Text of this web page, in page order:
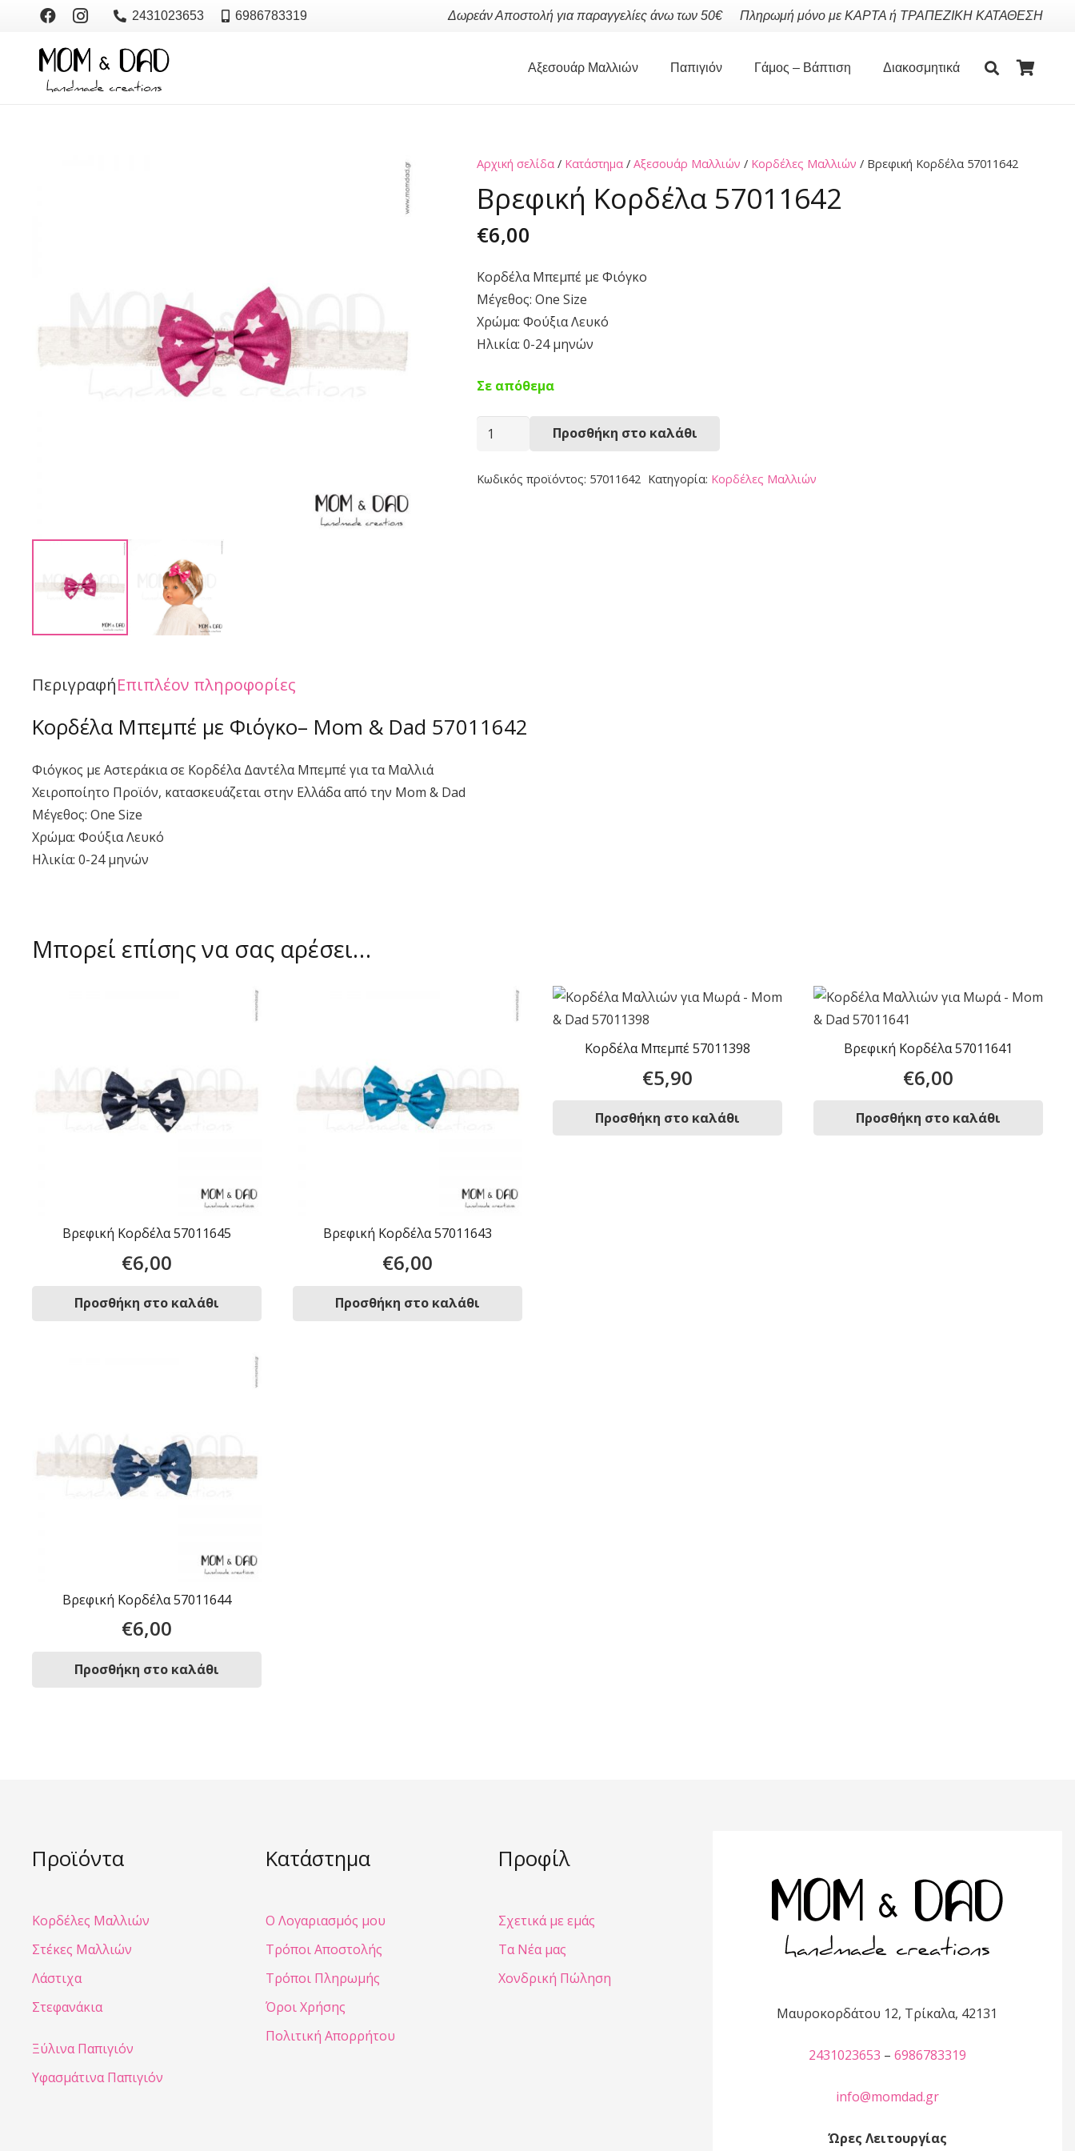
2431023653 6986783319 Δωρεάν Αποστολή για παραγγελίες άνω των 50€ Πληρωμή μόνο με ΚΑΡΤΑ ή ΤΡΑΠΕΖΙΚΗ ΚΑΤΑΘΕΣΗ
Αξεσουάρ Μαλλιών Παπιγιόν Γάμος – Βάπτιση Διακοσμητικά
Αρχική σελίδα / Κατάστημα /Αξεσουάρ Μαλλιών / Κορδέλες Μαλλιών / Βρεφική Κορδέλα 57011642
Βρεφική Κορδέλα 57011642
€6,00
Κορδέλα Μπεμπέ με Φιόγκο
Μέγεθος: One Size
Χρώμα: Φούξια Λευκό
Ηλικία: 0-24 μηνών
Σε απόθεμα
Βρεφική
57011642
Προσθήκη στο καλάθι
Κωδικός προϊόντος: 57011642 Κατηγορία: Κορδέλες Μαλλιών
ΠεριγραφήΕπιπλέον πληροφορίες
Κορδέλα Μπεμπέ με Φιόγκο– Mom & Dad 57011642
Φιόγκος με Αστεράκια σε Κορδέλα Δαντέλα Μπεμπέ για τα Μαλλιά
Χειροποίητο Προϊόν, κατασκευάζεται στην Ελλάδα από την Mom & Dad
Μέγεθος: One Size
Χρώμα: Φούξια Λευκό
Ηλικία: 0-24 μηνών
Μπορεί επίσης να σας αρέσει…
Βρεφική Κορδέλα 57011645
€6,00
Προσθήκη στο καλάθι
Βρεφική Κορδέλα 57011643
€6,00
Προσθήκη στο καλάθι
Κορδέλα Μπεμπέ 57011398
€5,90
Προσθήκη στο καλάθι
Βρεφική Κορδέλα 57011641
€6,00
Προσθήκη στο καλάθι
Βρεφική Κορδέλα 57011644
€6,00
Προσθήκη στο καλάθι
Προϊόντα
Κορδέλες Μαλλιών
Στέκες Μαλλιών
Λάστιχα
Στεφανάκια
Ξύλινα Παπιγιόν
Υφασμάτινα Παπιγιόν
Κατάστημα
Ο Λογαριασμός μου
Τρόποι Αποστολής
Τρόποι Πληρωμής
Όροι Χρήσης
Πολιτική Απορρήτου
Προφίλ
Σχετικά με εμάς
Τα Νέα μας
Χονδρική Πώληση
Μαυροκορδάτου 12, Τρίκαλα, 42131
2431023653 – 6986783319
info@momdad.gr
Ώρες Λειτουργίας